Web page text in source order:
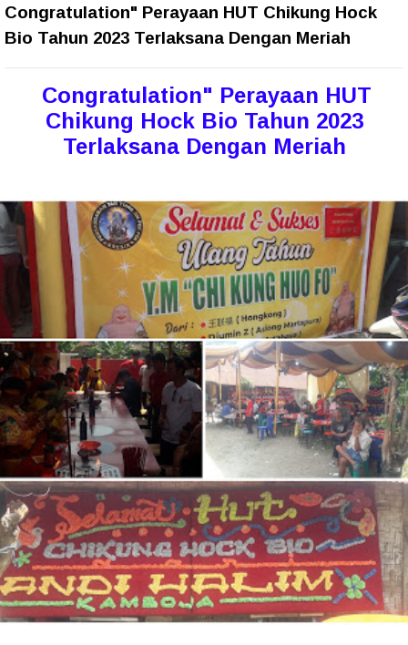
Congratulation" Perayaan HUT Chikung Hock
Bio Tahun 2023 Terlaksana Dengan Meriah
Congratulation" Perayaan HUT
Chikung Hock Bio Tahun 2023
Terlaksana Dengan Meriah